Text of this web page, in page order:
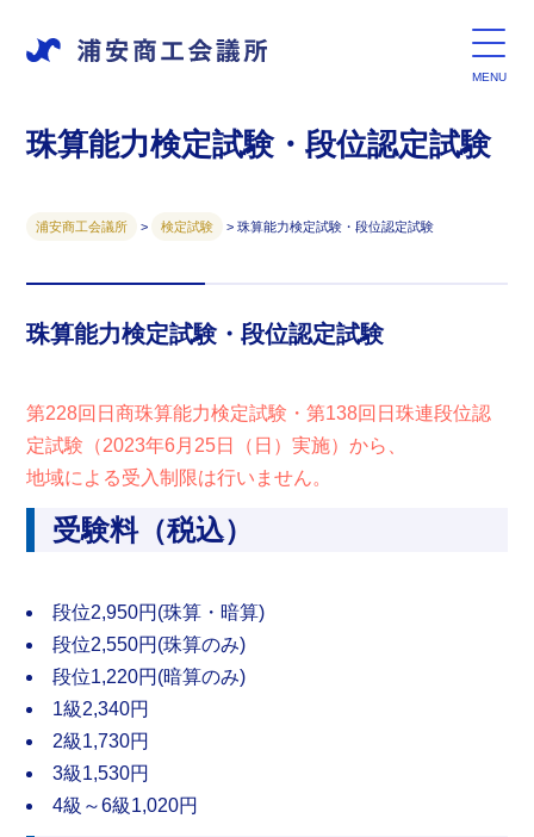
珠算能力検定試験・段位認定試験
浦安商工会議所 > 検定試験 >珠算能力検定試験・段位認定試験
珠算能力検定試験・段位認定試験
第228回日商珠算能力検定試験・第138回日珠連段位認
定試験（2023年6月25日（日）実施）から、
地域による受入制限は行いません。
受験料（税込）
段位2,950円(珠算・暗算)
段位2,550円(珠算のみ)
段位1,220円(暗算のみ)
1級2,340円
2級1,730円
3級1,530円
4級～6級1,020円